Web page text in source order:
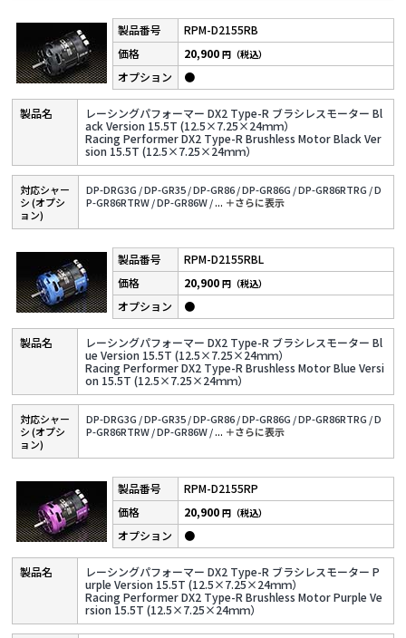
RPM-D2155RB
レーシングパフォーマー DX2 Type-R ブラシレスモーター Bl
ack Version 15.5T (12.5×7.25×24ｍｍ）
Racing Performer DX2 Type-R Brushless Motor Black Ver
sion 15.5T (12.5×7.25×24ｍｍ）
20,900円（税込）
●
対応シャー
シ (オプシ
ョン)
DP-DRG3G /DP-GR35 /DP-GR86 /DP-GR86G /DP-GR86RTRG /D
P-GR86RTRW /DP-GR86W /... ＋さらに表⽰
RPM-D2155RBL
レーシングパフォーマー DX2 Type-R ブラシレスモーター Bl
ue Version 15.5T (12.5×7.25×24ｍｍ）
Racing Performer DX2 Type-R Brushless Motor Blue Versi
on 15.5T (12.5×7.25×24ｍｍ）
20,900円（税込）
●
対応シャー
シ (オプシ
ョン)
DP-DRG3G /DP-GR35 /DP-GR86 /DP-GR86G /DP-GR86RTRG /D
P-GR86RTRW /DP-GR86W /... ＋さらに表⽰
RPM-D2155RP
レーシングパフォーマー DX2 Type-R ブラシレスモーター P
urple Version 15.5T (12.5×7.25×24ｍｍ）
Racing Performer DX2 Type-R Brushless Motor Purple Ve
rsion 15.5T (12.5×7.25×24ｍｍ）
20,900円（税込）
●